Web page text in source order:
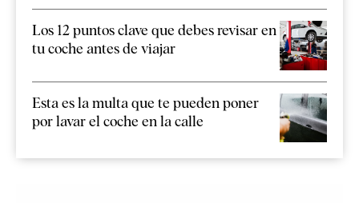
Los 12 puntos clave que debes revisar en
tu coche antes de viajar
Esta es la multa que te pueden poner
por lavar el coche en la calle